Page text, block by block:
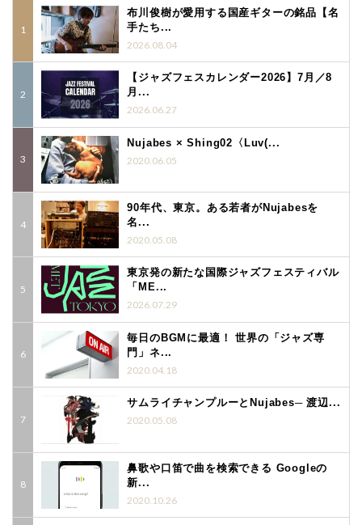
布川俊樹が愛用する国産ギターの銘品【名
手たち...
2026.08.04
【ジャズフェスカレンダー2026】7月／8
月...
2026.06.27
Nujabes × Shing02〈Luv(...
2020.06.05
90年代、東京。ある若者がNujabesを
名...
2020.05.08
東京発の新たな国際ジャズフェスティバル
「ME...
2026.07.29
毎日のBGMに最適！ 世界の「ジャズ専
門」ネ...
2020.04.18
サムライチャンプルーとNujabes─ 渡辺...
2020.05.08
鼻歌や口笛で曲を検索できる Googleの
新...
2020.10.26